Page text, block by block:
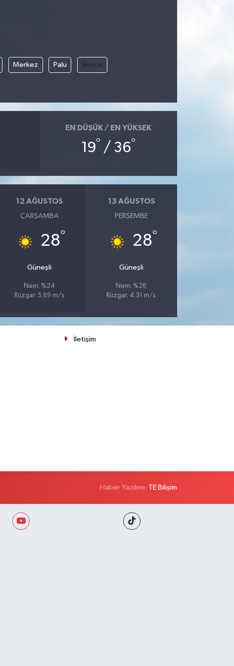
Merkez Palu Sivrice
EN DÜŞÜK / EN YÜKSEK
19° / 36°
12 AĞUSTOS
ÇARŞAMBA
28°
Güneşli
Nem: %24
Rüzgar: 5.69 m/s
13 AĞUSTOS
PERŞEMBE
28°
Güneşli
Nem: %26
Rüzgar: 4.31 m/s
İletişim
Haber Yazılımı: TE Bilişim